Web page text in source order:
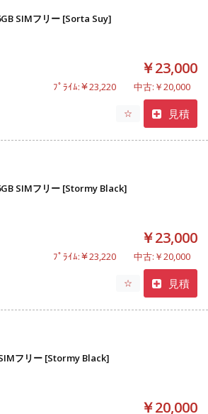
SIMフリー [Sorta Suy]
￥23,000
ﾌﾟﾗｲﾑ:￥23,220 中古:￥20,000
☆ 見積
SIMフリー [Stormy Black]
￥23,000
ﾌﾟﾗｲﾑ:￥23,220 中古:￥20,000
☆ 見積
フリー [Stormy Black]
￥20,000